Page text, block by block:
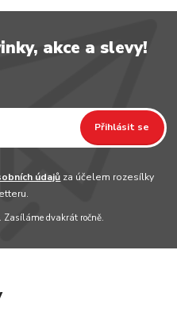
akce a slevy!
Přihlásit se
údajů za účelem rozesílky
Zasíláme dvakrát ročně.